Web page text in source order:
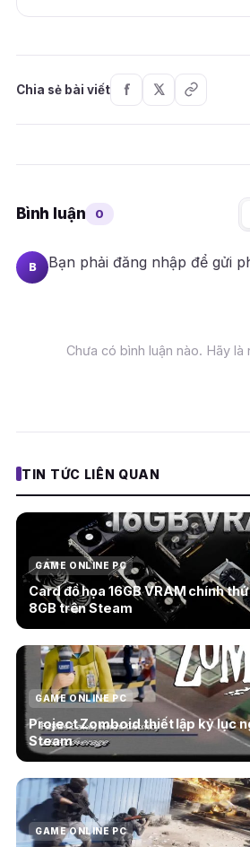
Chia sẻ bài viết
Bình luận 0
B Bạn phải đăng nhập để gửi
Chưa có bình luận nào. Hãy là
TIN TỨC LIÊN QUAN
GAME ONLINE PC
Card đồ họa 16GB VRAM chính
8GB trên Steam
GAME ONLINE PC
Project Zomboid thiết lập kỷ lục
Steam
GAME ONLINE PC